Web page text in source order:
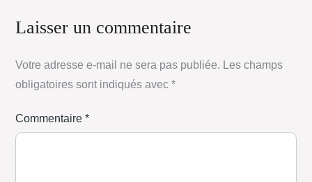
Laisser un commentaire
Votre adresse e-mail ne sera pas publiée. Les champs
obligatoires sont indiqués avec*
Commentaire*